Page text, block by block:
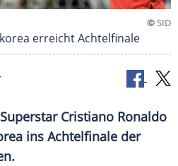
©SID
erreicht Achtelfinale
Cristiano Ronaldo
ins Achtelfinale der